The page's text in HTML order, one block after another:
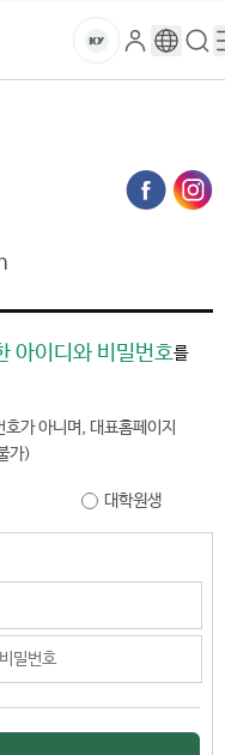
마
로
그
구
글
검
색
아이디와 비밀번호를
가 아니며, 대표홈페이지
가)
대학원생